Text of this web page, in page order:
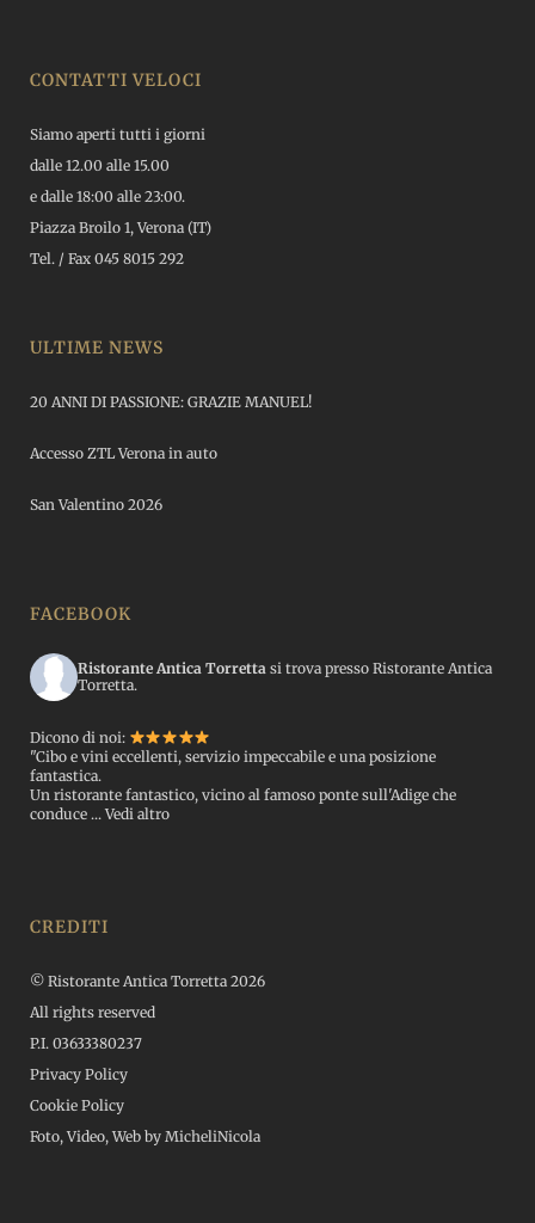
CONTATTI VELOCI
Siamo aperti tutti i giorni
dalle 12.00 alle 15.00
e dalle 18:00 alle 23:00.
Piazza Broilo 1, Verona (IT)
Tel. / Fax 045 8015 292
ULTIME NEWS
20 ANNI DI PASSIONE: GRAZIE MANUEL!
Accesso ZTL Verona in auto
San Valentino 2026
FACEBOOK
Ristorante Antica Torretta si trova presso Ristorante Antica
Torretta.
Dicono di noi:
"Cibo e vini eccellenti, servizio impeccabile e una posizione
fantastica.
Un ristorante fantastico, vicino al famoso ponte sull'Adige che
conduce ...Vedi altro
CREDITI
© Ristorante Antica Torretta 2026
All rights reserved
P.I. 03633380237
Privacy Policy
Cookie Policy
Foto, Video, Web by MicheliNicola